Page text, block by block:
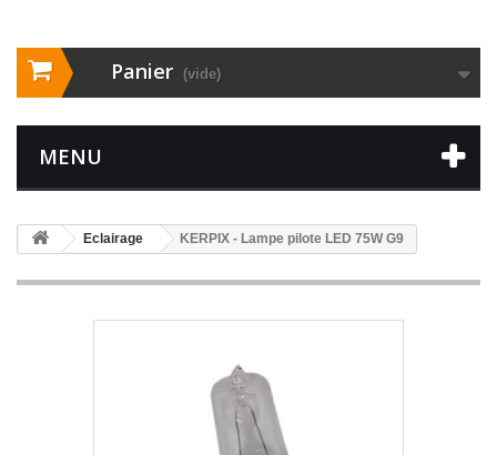
Panier (vide)
MENU
Eclairage KERPIX - Lampe pilote LED 75W G9